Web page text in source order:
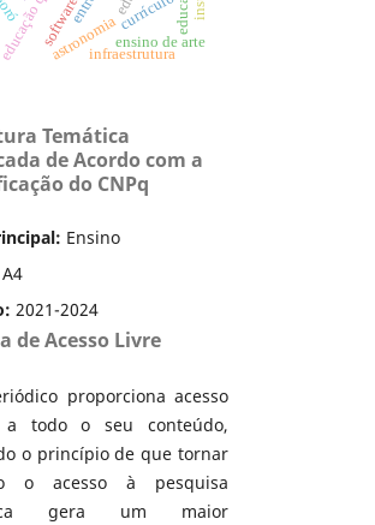
currículo
astronomiaensino de arte
infraestrutura
Temática
de Acordo com a
do CNPq
Ensino
A4
2021-2024
de Acesso Livre
proporciona acesso
a todo o seu conteúdo,
o princípio de que tornar
o acesso à pesquisa
gera um maior